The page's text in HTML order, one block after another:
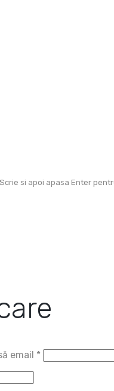
Scrie si apoi apasa Enter
email *